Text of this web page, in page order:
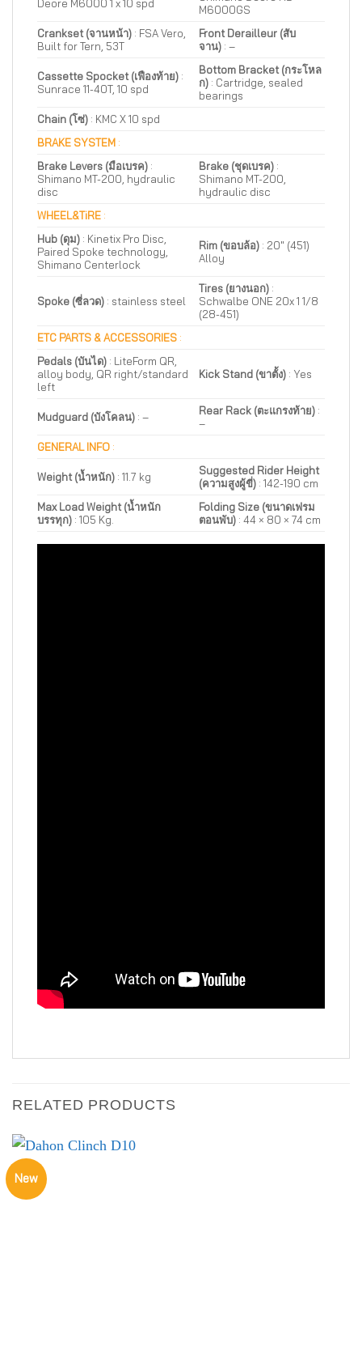
Deore M6000 1 x 10 spd
M6000GS
Crankset (จานหน้า) : FSA Vero,
Built for Tern, 53T
Front Derailleur (สับ
จาน) :–
Cassette Spocket (เฟืองท้าย) :
Sunrace 11-40T, 10 spd
Bottom Bracket (กระโหล
ก) : Cartridge, sealed
bearings
Chain (โซ่) : KMC X 10 spd
BRAKE SYSTEM :
Brake Levers (มือเบรค) :
Shimano MT-200, hydraulic
disc
Brake (ชุดเบรค) :
Shimano MT-200,
hydraulic disc
WHEEL&TiRE :
Hub (ดุม) : Kinetix Pro Disc,
Paired Spoke technology,
Shimano Centerlock
Rim (ขอบล้อ) : 20″ (451)
Alloy
Spoke (ซี่ลวด) : stainless steel
Tires (ยางนอก) :
Schwalbe ONE 20x 1 1/8
(28-451)
ETC PARTS & ACCESSORIES :
Pedals (บันได) : LiteForm QR,
alloy body, QR right/standard
left
Kick Stand (ขาตั้ง) : Yes
Mudguard (บังโคลน) : – Rear Rack (ตะแกรงท้าย) :
–
GENERAL INFO :
Weight (น้ำหนัก) : 11.7 kg
Suggested Rider Height
(ความสูงผู้ขี่) :142-190 cm
Max Load Weight (น้ำหนัก
บรรทุก) : 105 Kg.
Folding Size (ขนาดเฟรม
ตอนพับ) : 44 × 80 × 74 cm
RELATED PRODUCTS
New